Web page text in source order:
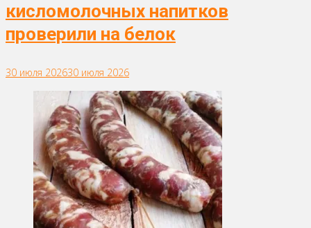
кисломолочных напитков
проверили на белок
30 июля 202630 июля 2026